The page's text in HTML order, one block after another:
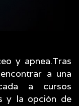
y apnea.Tras
a una
a cursos
y la opción de